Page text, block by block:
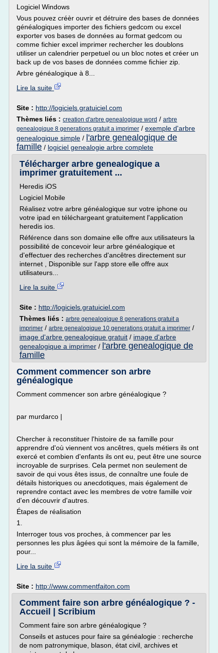
Logiciel Windows
Vous pouvez créèr ouvrir et détruire des bases de données
généalogiques importer des fichiers gedcom ou excel
exporter vos bases de données au format gedcom ou
comme fichier excel imprimer rechercher les doublons
utiliser un calendrier perpetuel ou un bloc notes et créer un
back up de vos bases de données comme fichier zip.
Arbre généalogique à 8...
Lire la suite
Site : http://logiciels.gratuiciel.com
Thèmes liés : creation d'arbre genealogique word / arbre
genealogique 8 generations gratuit a imprimer / exemple d'arbre
genealogique simple / l'arbre genealogique de
famille / logiciel genealogie arbre complete
Télécharger arbre genealogique a
imprimer gratuitement ...
Heredis iOS
Logiciel Mobile
Réalisez votre arbre généalogique sur votre iphone ou
votre ipad en téléchargeant gratuitement l'application
heredis ios.
Référence dans son domaine elle offre aux utilisateurs la
possibilité de concevoir leur arbre généalogique et
d'effectuer des recherches d'ancêtres directement sur
internet , Disponible sur l'app store elle offre aux
utilisateurs...
Lire la suite
Site : http://logiciels.gratuiciel.com
Thèmes liés : arbre genealogique 8 generations gratuit a
imprimer / arbre genealogique 10 generations gratuit a imprimer /
image d'arbre genealogique gratuit / image d'arbre
genealogique a imprimer / l'arbre genealogique de
famille
Comment commencer son arbre
généalogique
Comment commencer son arbre généalogique ?
par murdarco |
Chercher à reconstituer l'histoire de sa famille pour
apprendre d'où viennent vos ancêtres, quels métiers ils ont
exercé et combien d'enfants ils ont eu, peut être une source
incroyable de surprises. Cela permet non seulement de
savoir de qui vous êtes issus, de connaître une foule de
détails historiques ou anecdotiques, mais également de
reprendre contact avec les membres de votre famille voir
d'en découvrir d'autres.
Étapes de réalisation
1.
Interroger tous vos proches, à commencer par les
personnes les plus âgées qui sont la mémoire de la famille,
pour...
Lire la suite
Site : http://www.commentfaiton.com
Comment faire son arbre généalogique ? -
Accueil | Scribium
Comment faire son arbre généalogique ?
Conseils et astuces pour faire sa généalogie : recherche
de nom patronymique, blason, état civil, archives et